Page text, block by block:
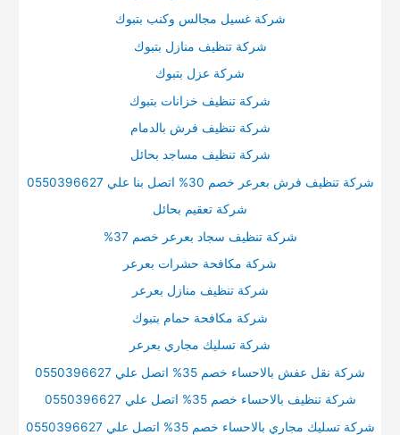
شركة غسيل مجالس وكنب بتبوك
شركة تنظيف منازل بتبوك
شركة عزل بتبوك
شركة تنظيف خزانات بتبوك
شركة تنظيف فرش بالدمام
شركة تنظيف مساجد بحائل
شركة تنظيف فرش بعرعر خصم 30% اتصل بنا علي 0550396627
شركة تعقيم بحائل
شركة تنظيف سجاد بعرعر خصم 37%
شركة مكافحة حشرات بعرعر
شركة تنظيف منازل بعرعر
شركة مكافحة حمام بتبوك
شركة تسليك مجاري بعرعر
شركة نقل عفش بالاحساء خصم 35% اتصل علي 0550396627
شركة تنظيف بالاحساء خصم 35% اتصل علي 0550396627
شركة تسليك مجاري بالاحساء خصم 35% اتصل علي 0550396627